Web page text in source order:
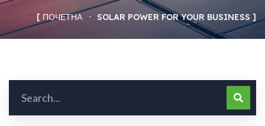
ПОЧЕТНА SOLAR POWER FOR YOUR BUSINESS